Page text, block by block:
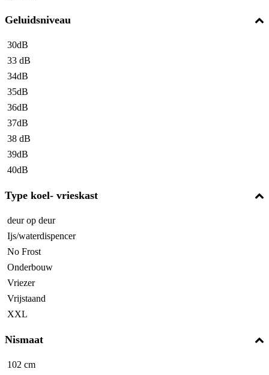
Geluidsniveau
30dB
33 dB
34dB
35dB
36dB
37dB
38 dB
39dB
40dB
Type koel- vrieskast
deur op deur
Ijs/waterdispencer
No Frost
Onderbouw
Vriezer
Vrijstaand
XXL
Nismaat
102 cm